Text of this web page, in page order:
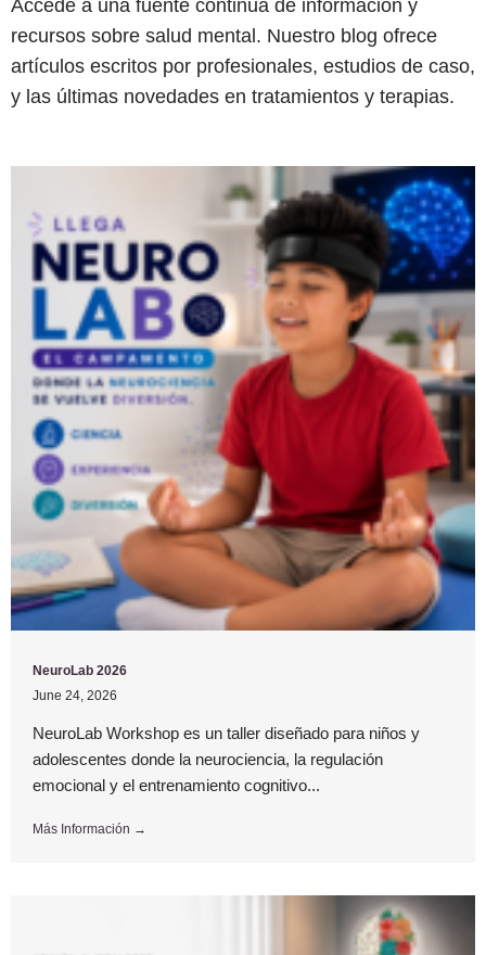
Accede a una fuente continua de información y
recursos sobre salud mental. Nuestro blog ofrece
artículos escritos por profesionales, estudios de caso,
y las últimas novedades en tratamientos y terapias.
NeuroLab 2026
June 24, 2026
NeuroLab Workshop es un taller diseñado para niños y
adolescentes donde la neurociencia, la regulación
emocional y el entrenamiento cognitivo...
Más Información →